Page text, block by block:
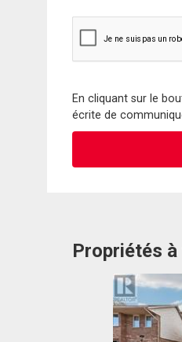
En cliquant sur le
écrite de
Propriétés à